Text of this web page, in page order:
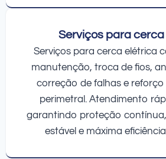
Serviços para
Serviços para cerca elétrica
manutenção, troca de fios,
correção de falhas e
perimetral. Atendimento
garantindo proteção
estável e máxima